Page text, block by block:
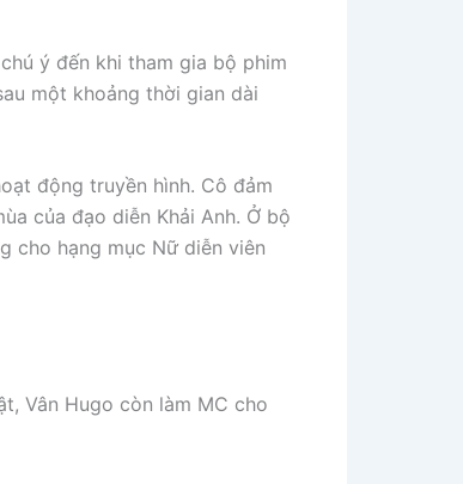
ý đến khi tham gia bộ phim
một khoảng thời gian dài
động truyền hình. Cô đảm
của đạo diễn Khải Anh. Ở bộ
cho hạng mục Nữ diễn viên
Vân Hugo còn làm MC cho